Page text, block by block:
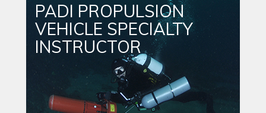
PADI PROPULSION
VEHICLE SPECIALTY
INSTRUCTOR